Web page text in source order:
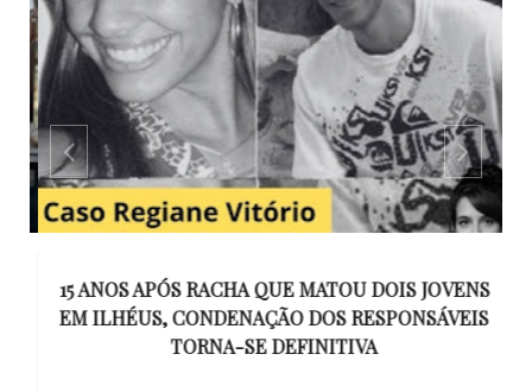
15 ANOS APÓS RACHA QUE MATOU DOIS JOVENS
EM ILHÉUS, CONDENAÇÃO DOS RESPONSÁVEIS
TORNA-SE DEFINITIVA